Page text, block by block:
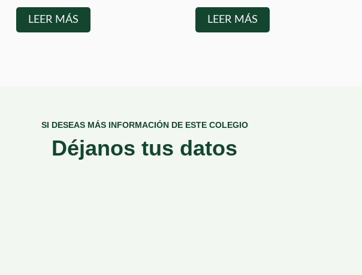
LEER MÁS LEER MÁS
SI DESEAS MÁS INFORMACIÓN DE ESTE COLEGIO
Déjanos tus datos